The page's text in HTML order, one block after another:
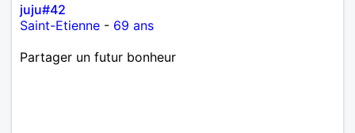
juju#42
Saint-Etienne - 69 ans
Partager un futur bonheur